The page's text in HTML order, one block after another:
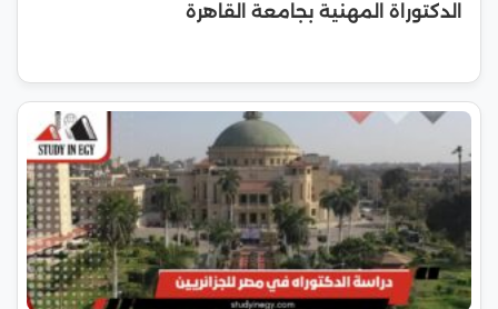
الدكتوراة المهنية بجامعة القاهرة